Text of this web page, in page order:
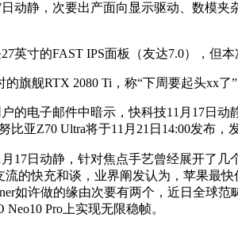
动静，次要出产面向显示驱动、数模
寸的FAST IPS面板（友达7.0），但本
舰RTX 2080 Ti，称“下周要起头xx了”
电子邮件中暗示，快科技11月17日动
亚Z70 Ultra将于11月21日14:00发布，
17日动静，针对焦点手艺曾经展开了
流的快充和谈，业界阐发认为，苹果最
如许做的缘由次要有两个，近日全球
Pro上实现无限稳帧。